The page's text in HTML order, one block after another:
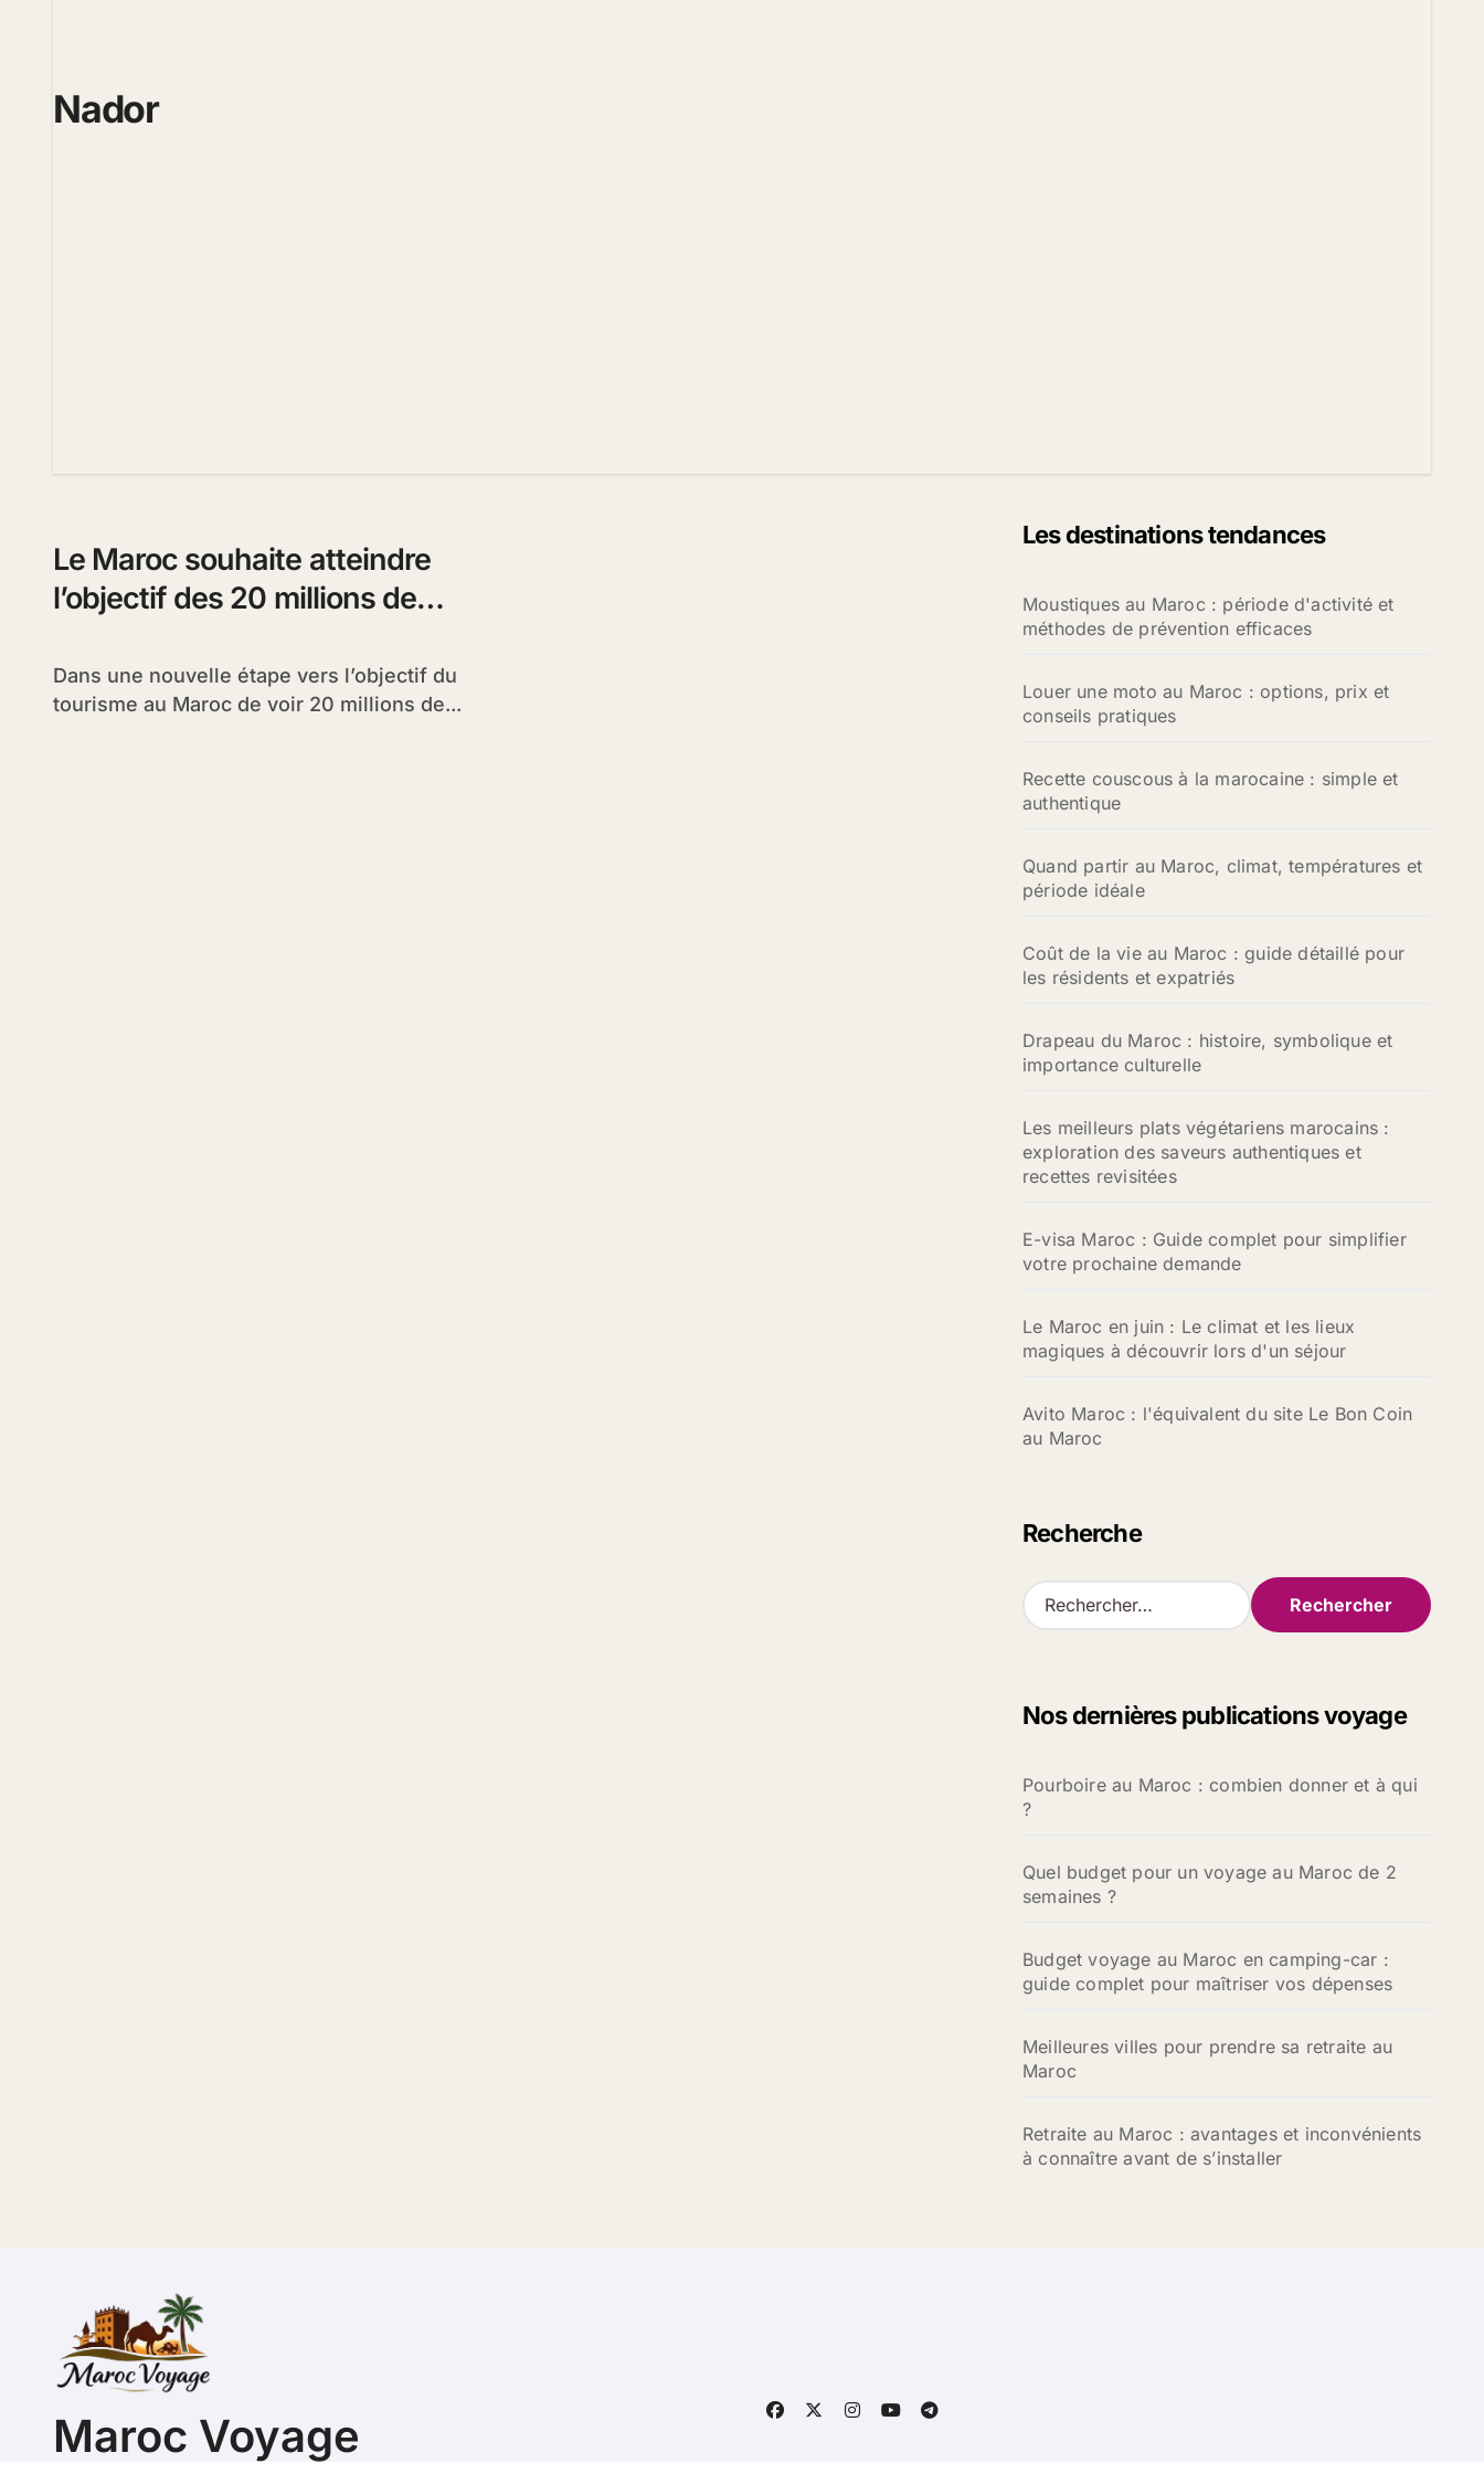
Nador
Le Maroc souhaite atteindre
l’objectif des 20 millions de
Dans une nouvelle étape vers l’objectif du
tourisme au Maroc de voir 20 millions de...
Les destinations tendances
Moustiques au Maroc : période d'activité et
méthodes de prévention efficaces
Louer une moto au Maroc : options, prix et
conseils pratiques
Recette couscous à la marocaine : simple et
authentique
Quand partir au Maroc, climat, températures et
période idéale
Coût de la vie au Maroc : guide détaillé pour
les résidents et expatriés
Drapeau du Maroc : histoire, symbolique et
importance culturelle
Les meilleurs plats végétariens marocains :
exploration des saveurs authentiques et
recettes revisitées
E-visa Maroc : Guide complet pour simplifier
votre prochaine demande
Le Maroc en juin : Le climat et les lieux
magiques à découvrir lors d'un séjour
Avito Maroc : l'équivalent du site Le Bon Coin
au Maroc
Recherche
R
e
r
e
r
Nos dernières publications voyage
Pourboire au Maroc : combien donner et à qui
?
Quel budget pour un voyage au Maroc de 2
semaines ?
Budget voyage au Maroc en camping-car :
guide complet pour maîtriser vos dépenses
Meilleures villes pour prendre sa retraite au
Maroc
Retraite au Maroc : avantages et inconvénients
à connaître avant de s’installer
Maroc Voyage